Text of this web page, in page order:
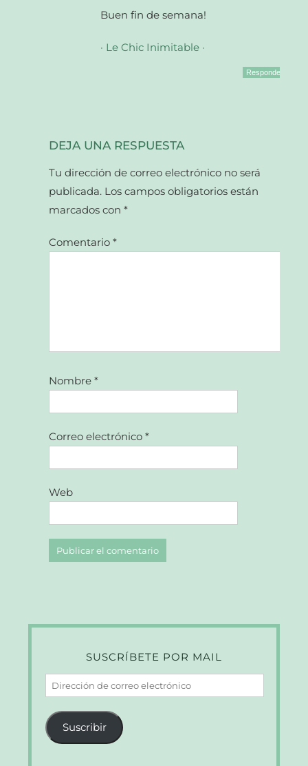
Buen fin de semana!
· Le Chic Inimitable ·
Responder
DEJA UNA RESPUESTA
Tu dirección de correo electrónico no será
publicada. Los campos obligatorios están
marcados con*
Comentario*
Nombre*
Correo electrónico*
Web
SUSCRÍBETE POR MAIL
Dirección
de
correo
electrónico
Suscribir